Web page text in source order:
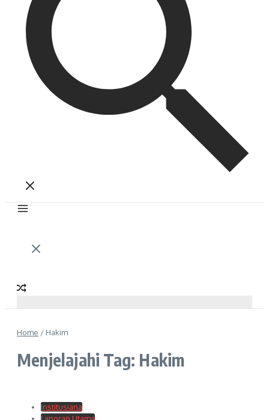
Home / Hakim
Menjelajahi Tag: Hakim
Institusiana
Laporan Utama